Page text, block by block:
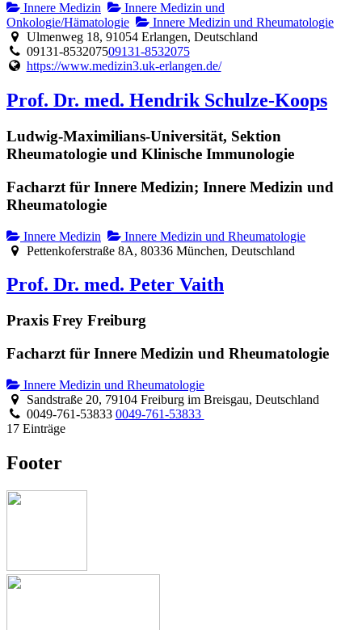
Innere Medizin
Innere Medizin und
Onkologie/Hämatologie
Innere Medizin und Rheumatologie
Ulmenweg 18, 91054 Erlangen, Deutschland
09131-853207509131-8532075
https://www.medizin3.uk-erlangen.de/
Prof. Dr. med. Hendrik Schulze-Koops
Ludwig-Maximilians-Universität, Sektion
Rheumatologie und Klinische Immunologie
Facharzt für Innere Medizin; Innere Medizin und
Rheumatologie
Innere Medizin
Innere Medizin und Rheumatologie
Pettenkoferstraße 8A, 80336 München, Deutschland
Prof. Dr. med. Peter Vaith
Praxis Frey Freiburg
Facharzt für Innere Medizin und Rheumatologie
Innere Medizin und Rheumatologie
Sandstraße 20, 79104 Freiburg im Breisgau, Deutschland
0049-761-53833 0049-761-53833
17 Einträge
Footer